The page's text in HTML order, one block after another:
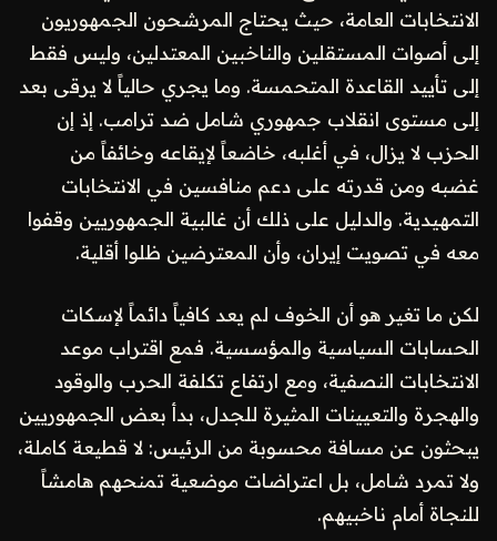
الانتخابات العامة، حيث يحتاج المرشحون الجمهوريون
إلى أصوات المستقلين والناخبين المعتدلين، وليس فقط
إلى تأييد القاعدة المتحمسة. وما يجري حالياً لا يرقى بعد
إلى مستوى انقلاب جمهوري شامل ضد ترامب. إذ إن
الحزب لا يزال، في أغلبه، خاضعاً لإيقاعه وخائفاً من
غضبه ومن قدرته على دعم منافسين في الانتخابات
التمهيدية. والدليل على ذلك أن غالبية الجمهوريين وقفوا
معه في تصويت إيران، وأن المعترضين ظلوا أقلية.
لكن ما تغير هو أن الخوف لم يعد كافياً دائماً لإسكات
الحسابات السياسية والمؤسسية. فمع اقتراب موعد
الانتخابات النصفية، ومع ارتفاع تكلفة الحرب والوقود
والهجرة والتعيينات المثيرة للجدل، بدأ بعض الجمهوريين
يبحثون عن مسافة محسوبة من الرئيس: لا قطيعة كاملة،
ولا تمرد شامل، بل اعتراضات موضعية تمنحهم هامشاً
للنجاة أمام ناخبيهم.